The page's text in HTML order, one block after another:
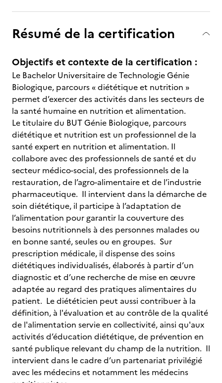
Résumé de la certification
Objectifs et contexte de la certification :
Le Bachelor Universitaire de Technologie Génie
Biologique, parcours « diététique et nutrition »
permet d’exercer des activités dans les secteurs de
la santé humaine en nutrition et alimentation.
Le titulaire du BUT Génie Biologique, parcours
diététique et nutrition est un professionnel de la
santé expert en nutrition et alimentation. Il
collabore avec des professionnels de santé et du
secteur médico-social, des professionnels de la
restauration, de l’agro-alimentaire et de l’industrie
pharmaceutique. Il intervient dans la démarche de
soin diététique, il participe à l’adaptation de
l’alimentation pour garantir la couverture des
besoins nutritionnels à des personnes malades ou
en bonne santé, seules ou en groupes. Sur
prescription médicale, il dispense des soins
diététiques individualisés, élaborés à partir d’un
diagnostic et d’une recherche de mise en œuvre
adaptée au regard des pratiques alimentaires du
patient. Le diététicien peut aussi contribuer à la
définition, à l'évaluation et au contrôle de la qualité
de l'alimentation servie en collectivité, ainsi qu'aux
activités d’éducation diététique, de prévention en
santé publique relevant du champ de la nutrition. Il
intervient dans le cadre d’un partenariat privilégié
avec les médecins et notamment les médecins